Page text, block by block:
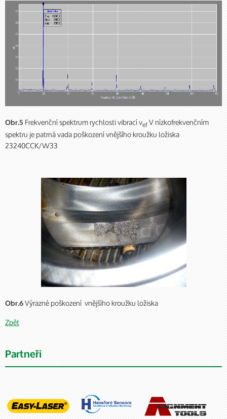
Obr.5Frekvenční spektrum rychlosti vibrací vefV nízkofrekvenčním
spektru je patrná vada poškození vnějšího kroužku ložiska
23240CCK/W33
Obr.6Výrazné poškození vnějšího kroužku ložiska
Zpět
Partneři